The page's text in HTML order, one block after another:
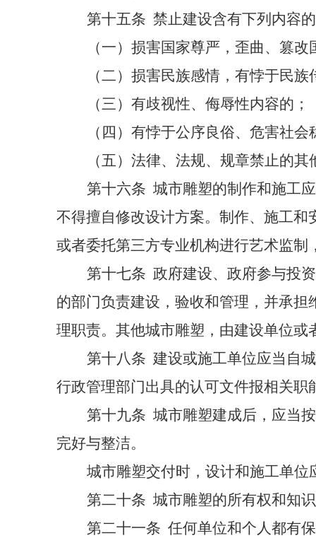
第十五条 禁止建设含有下列内容
（一）损害国家尊严，歪曲、篡
（二）损害民族感情，有悖于民
（三）有歧视性、侮辱性内容的；
（四）有悖于公序良俗、危害社会
（五）法律、法规、规章禁止的其
第十六条 城市雕塑的制作和施工
不得擅自修改设计方案。制作、施工
或者委托第三方专业机构进行艺术监制
第十七条 政府建设、政府参与投
的部门负责建设，验收和管理，并承
理职责。其他城市雕塑，由建设单位
第十八条 建设或施工单位应当自
行政管理部门出具的认可文件报相关职
第十九条 城市雕塑建成后，应当
完好与整洁。
城市雕塑交付时，设计和施工单
第二十条 城市雕塑的所有权和知
第二十一条 任何单位和个人都有